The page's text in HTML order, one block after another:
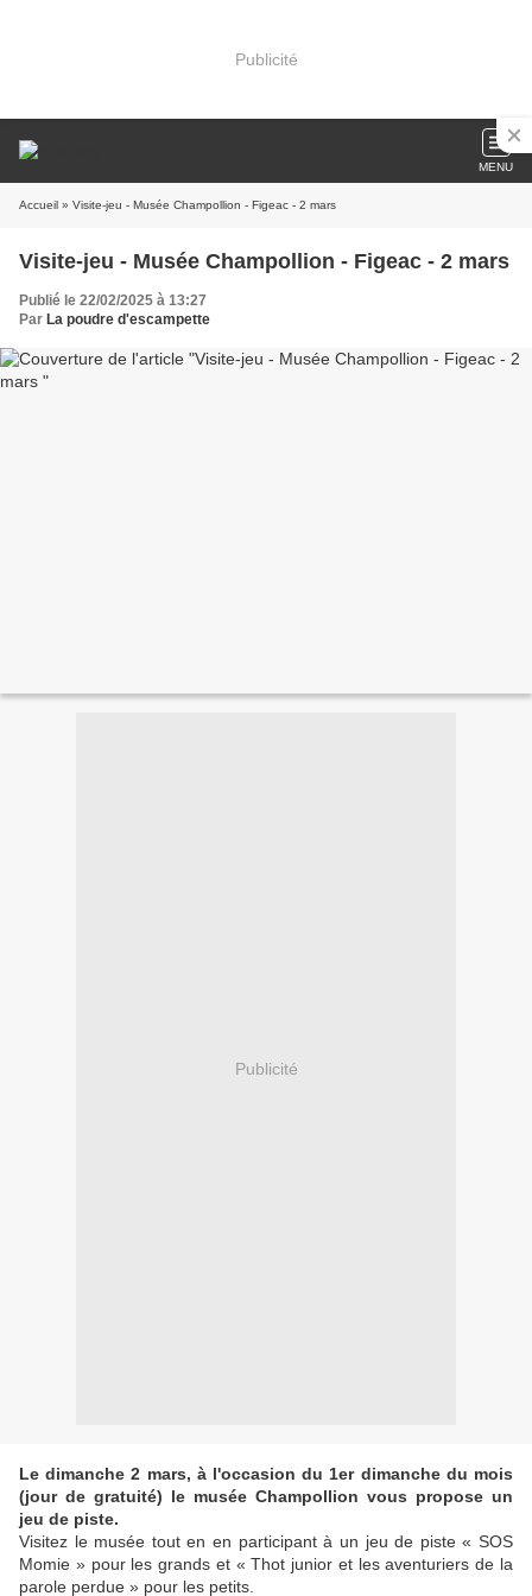
Publicité
MENU
Accueil » Visite-jeu - Musée Champollion - Figeac - 2 mars
Visite-jeu - Musée Champollion - Figeac - 2 mars
Publié le 22/02/2025 à 13:27
Par La poudre d'escampette
Publicité
Le dimanche 2 mars, à l'occasion du 1er dimanche du mois
(jour de gratuité) le musée Champollion vous propose un
jeu de piste.
Visitez le musée tout en en participant à un jeu de piste « SOS
Momie » pour les grands et « Thot junior et les aventuriers de la
parole perdue » pour les petits.